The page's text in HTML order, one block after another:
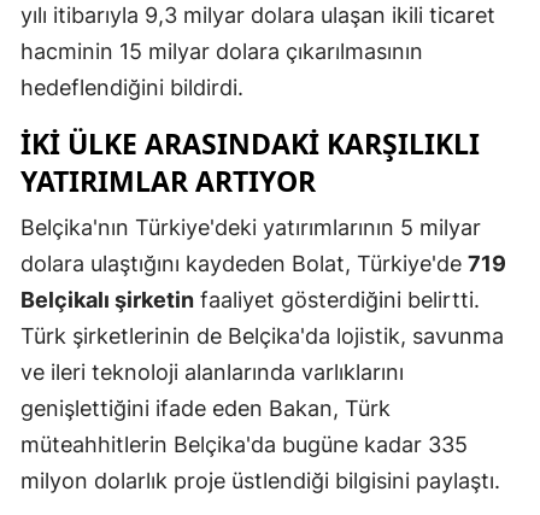
Hakkari
Isparta
Mersin
İstanbul
Kars
Kastamonu
yılı itibarıyla 9,3 milyar dolara ulaşan ikili ticaret
hacminin 15 milyar dolara çıkarılmasının
hedeflendiğini bildirdi.
İKI ÜLKE ARASINDAKI KARŞILIKLI
YATIRIMLAR ARTIYOR
Belçika'nın Türkiye'deki yatırımlarının 5 milyar
dolara ulaştığını kaydeden Bolat, Türkiye'de 719
Belçikalı şirketin faaliyet gösterdiğini belirtti.
Türk şirketlerinin de Belçika'da lojistik, savunma
ve ileri teknoloji alanlarında varlıklarını
genişlettiğini ifade eden Bakan, Türk
müteahhitlerin Belçika'da bugüne kadar 335
milyon dolarlık proje üstlendiği bilgisini paylaştı.